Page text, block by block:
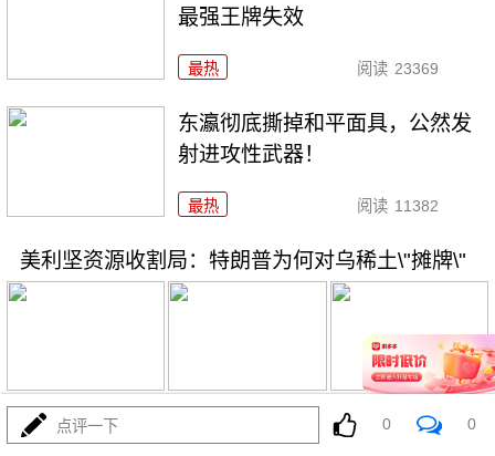
最强王牌失效
最热 阅读 23369
东瀛彻底撕掉和平面具，公然发
射进攻性武器！
最热 阅读 11382
美利坚资源收割局：特朗普为何对乌稀土\"摊牌\"
最热 阅读 10473
点评一下 0 0